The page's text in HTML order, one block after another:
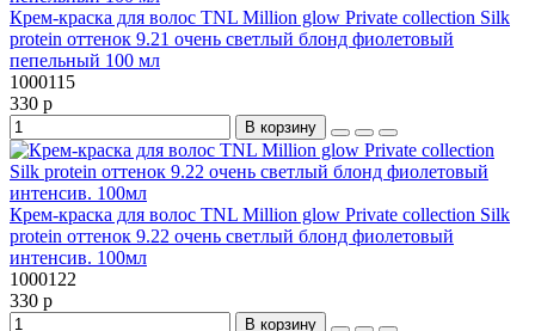
Крем-краска для волос TNL Million glow Private collection Silk
protein оттенок 9.21 очень светлый блонд фиолетовый
пепельный 100 мл
1000115
330 р
В корзину
Крем-краска для волос TNL Million glow Private collection Silk
protein оттенок 9.22 очень светлый блонд фиолетовый
интенсив. 100мл
1000122
330 р
В корзину